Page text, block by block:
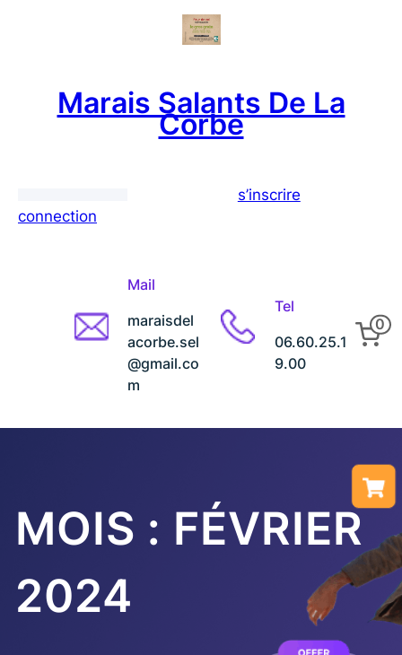
Marais Salants De La
Corbe
s’inscrire
connection
Mail
maraisdel
acorbe.sel
@gmail.co
m
Tel
06.60.25.1
9.00
0
MOIS : FÉVRIER
2024